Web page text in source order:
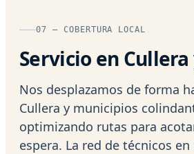
07 — COBERTURA LOCAL
Servicio en
Nos desplazamos de forma
Cullera y municipios
optimizando rutas para
espera. La red de técnicos